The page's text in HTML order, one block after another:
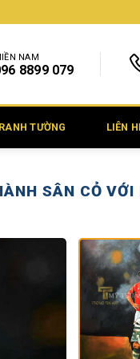
NAM
8899 079
TƯỜNG LIÊN
SÂN CỎ